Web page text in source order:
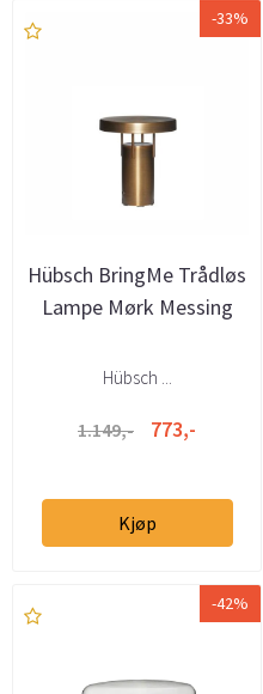
-33%
Hübsch BringMe Trådløs
Lampe Mørk Messing
Hübsch ...
1.149,- 773,-
Kjøp
-42%